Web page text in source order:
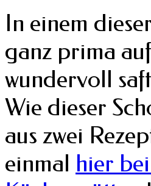
In einem
ganz prima
wundervoll
Wie dieser
aus zwei
einmal hier